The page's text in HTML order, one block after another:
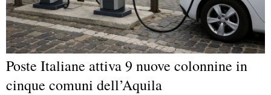
Poste Italiane attiva 9 nuove colonnine in
cinque comuni dell’Aquila